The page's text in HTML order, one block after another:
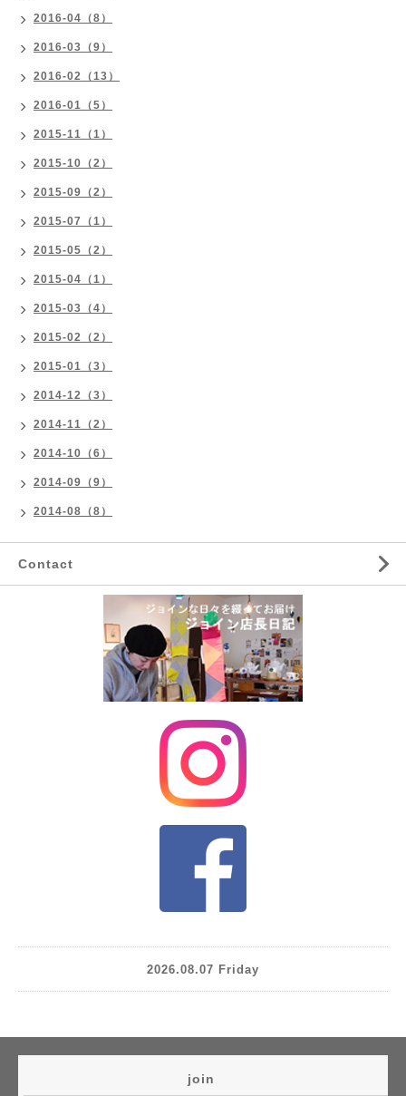
2016-04（8）
2016-03（9）
2016-02（13）
2016-01（5）
2015-11（1）
2015-10（2）
2015-09（2）
2015-07（1）
2015-05（2）
2015-04（1）
2015-03（4）
2015-02（2）
2015-01（3）
2014-12（3）
2014-11（2）
2014-10（6）
2014-09（9）
2014-08（8）
Contact
2026.08.07 Friday
join